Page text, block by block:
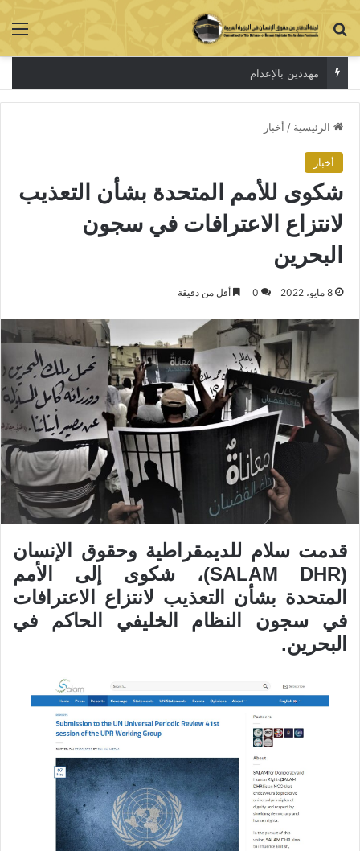
بحث عن
مهددين بالإعدام
الرئيسية / أخبار
أخبار
شكوى للأمم المتحدة بشأن التعذيب
لانتزاع الاعترافات في سجون
البحرين
8 مايو، 2022 0 أقل من دقيقة
قدمت سلام للديمقراطية وحقوق الإنسان
(SALAM DHR)، شكوى إلى الأمم
المتحدة بشأن التعذيب لانتزاع الاعترافات
في سجون النظام الخليفي الحاكم في
البحرين.